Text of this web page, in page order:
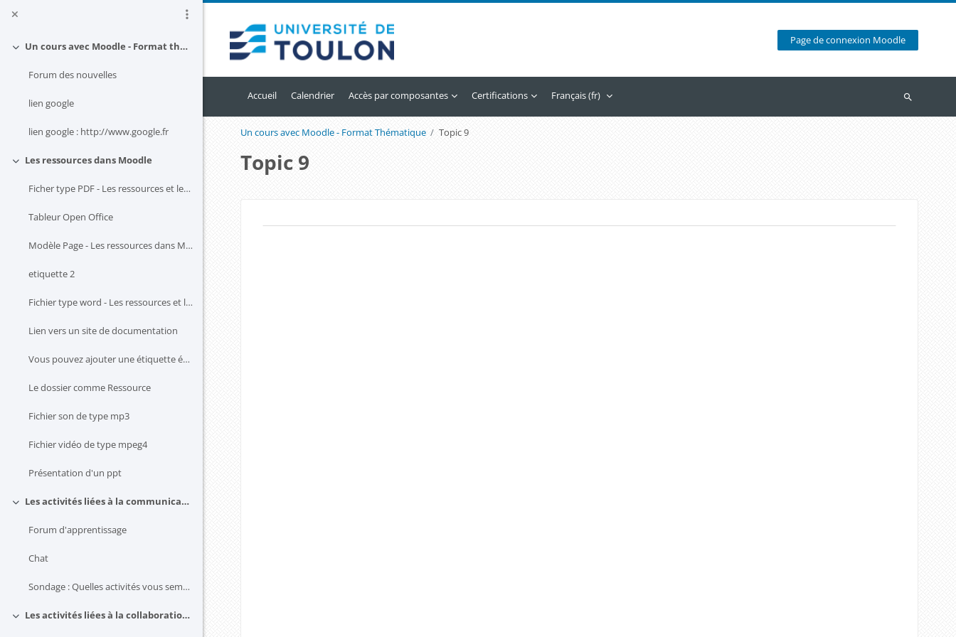
Replier
Un cours avec Moodle - Format thématique
Forum des nouvelles
lien google
lien google : http://www.google.fr
Replier
Les ressources dans Moodle
Ficher type PDF - Les ressources et leur gestion dans Moodle
Tableur Open Office
Modèle Page - Les ressources dans Moodle et leur gestion
etiquette 2
Fichier type word - Les ressources et leur gestion dans Moodle
Lien vers un site de documentation
Vous pouvez ajouter une étiquette également : text...
Le dossier comme Ressource
Fichier son de type mp3
Fichier vidéo de type mpeg4
Présentation d'un ppt
Replier
Les activités liées à la communication dans Moodle
Forum d'apprentissage
Chat
Sondage : Quelles activités vous semblent intéressantes pour vos cours ?
Replier
Les activités liées à la collaboration dans Moodle
Page de connexion Moodle
Accueil Calendrier Accès par composantes Certifications Français ‎(fr)‎
Recherche
Un cours avec Moodle - Format Thématique Topic 9
Topic 9
Blocs
Résumé de section